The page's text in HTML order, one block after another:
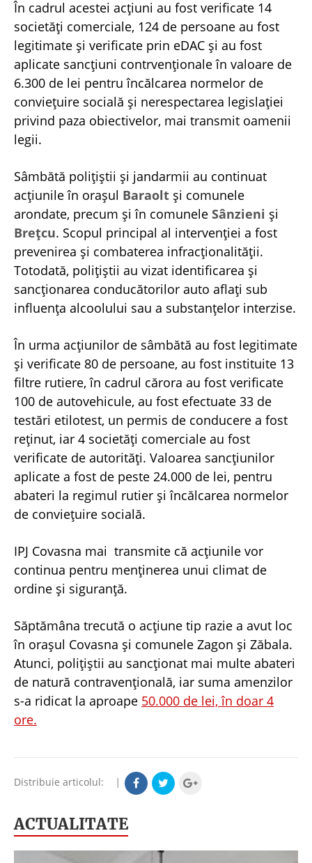
În cadrul acestei acțiuni au fost verificate 14
societăți comerciale, 124 de persoane au fost
legitimate și verificate prin eDAC și au fost
aplicate sancțiuni contrvenționale în valoare de
6.300 de lei pentru încălcarea normelor de
conviețuire socială și nerespectarea legislației
privind paza obiectivelor, mai transmit oamenii
legii.
Sâmbătă polițiștii și jandarmii au continuat
acțiunile în orașul Baraolt și comunele
arondate, precum și în comunele Sânzieni și
Brețcu. Scopul principal al intervenției a fost
prevenirea și combaterea infracționalității.
Totodată, polițiștii au vizat identificarea și
sancționarea conducătorilor auto aflați sub
influența alcoolului sau a substanțelor interzise.
În urma acțiunilor de sâmbătă au fost legitimate
și verificate 80 de persoane, au fost instituite 13
filtre rutiere, în cadrul cărora au fost verificate
100 de autovehicule, au fost efectuate 33 de
testări etilotest, un permis de conducere a fost
reținut, iar 4 societăți comerciale au fost
verificate de autorități. Valoarea sancțiunilor
aplicate a fost de peste 24.000 de lei, pentru
abateri la regimul rutier și încălcarea normelor
de conviețuire socială.
IPJ Covasna mai transmite că acțiunile vor
continua pentru menținerea unui climat de
ordine și siguranță.
Săptămâna trecută o acțiune tip razie a avut loc
în orașul Covasna și comunele Zagon și Zăbala.
Atunci, polițiștii au sancționat mai multe abateri
de natură contravențională, iar suma amenzilor
s-a ridicat la aproape 50.000 de lei, în doar 4
ore.
Distribuie articolul: |
ACTUALITATE